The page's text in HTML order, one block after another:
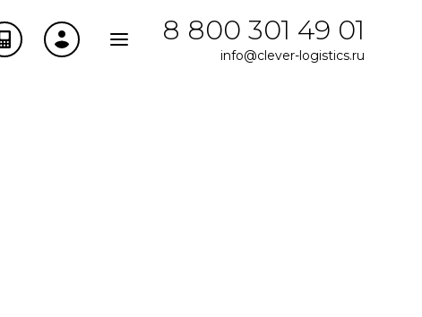
8 800 301 49 01
info@clever-logistics.ru